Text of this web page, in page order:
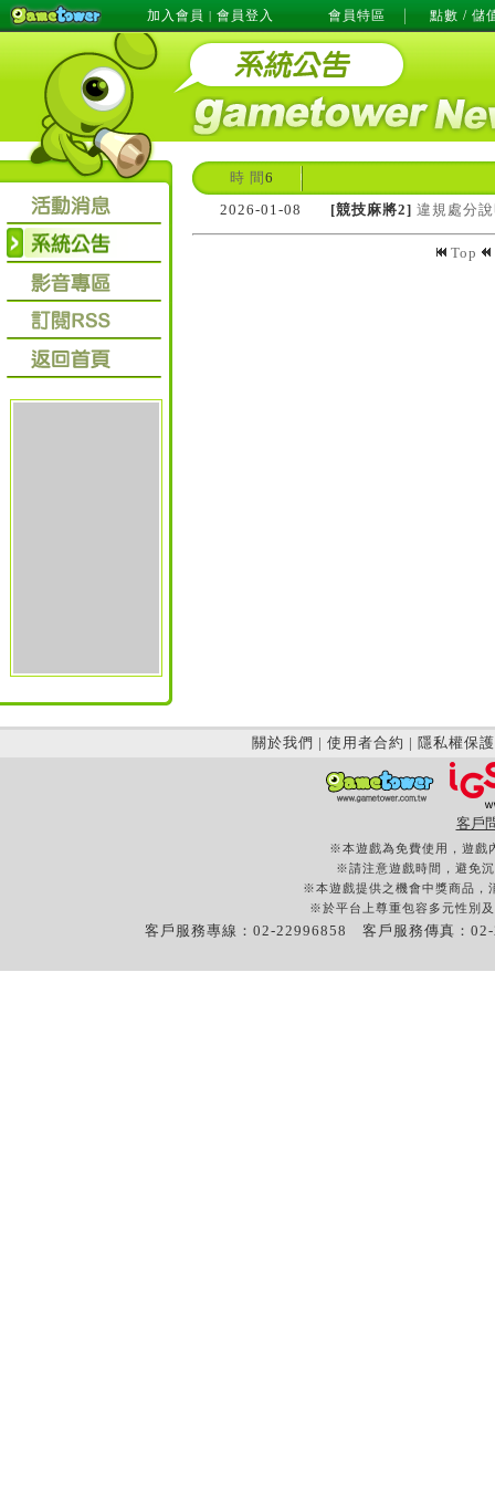
加入會員 | 會員登入 會員特區 點數 / 儲
時 間 6
2026-01-08
[競技麻將2] 違規處分
Top
關於我們 | 使用者合約 | 隱私權保護
客戶
※本遊戲為免費使用，遊戲
※請注意遊戲時間，避免
※本遊戲提供之機會中獎商品，
※於平台上尊重包容多元性別
客戶服務專線：02-22996858 客戶服務傳真：